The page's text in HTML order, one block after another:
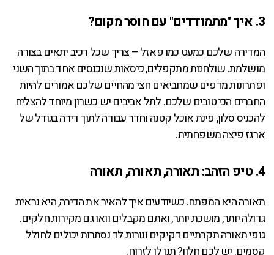
3. איך "מתמודדים" עם חוסר מקום?
המדירה שלכם כמעט כמו פאזל – צריך שכל רכיב יתאים בצורה
מושלמת. שולחנות מתקפלים, כיסאות שנכנסים אחד בתוך השני
ופתרונות מדפים שמחביאים חצי מהחיים שלכם אמורים להיות
החברים הכי טובים שלכם. לתל אביבים יש כשרון מיוחד להצליח
להכניס סלון, פינת אוכל קטנה וחדר עבודה לתוך דירה בגודל של
ארגז פיצה משפחתית.
4. טיפ הזהב: תאורה, תאורה, תאורה
תאורה היא המפתח. כשיודעים איך להאיר את הדירה, היא נראית
גדולה יותר, מושכת יותר, ואתם מקבלים וואו גם מקירות חלקים.
גופי תאורה תקרתיים דקיקים ונורות לד נסתרות יכולים לחולל